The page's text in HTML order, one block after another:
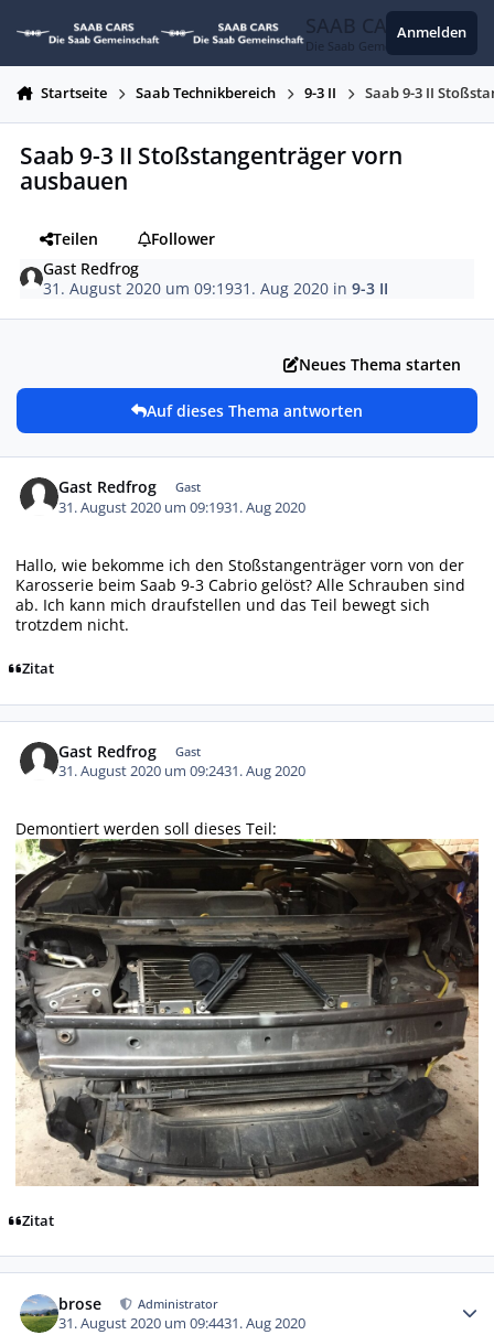
SAAB CARS
Die Saab Gemeinschaft
Anmelden
Startseite Saab Technikbereich 9-3 II Saab 9-3 II
Saab 9-3 II Stoßstangenträger vorn
ausbauen
Teilen
Follower
Gast Redfrog
31. August 2020 um 09:1931. Aug 2020 in9-3 II
Neues Thema starten
Auf dieses Thema antworten
Gast Redfrog Gast
31. August 2020 um 09:1931. Aug 2020
Hallo, wie bekomme ich den Stoßstangenträger vorn von der
Karosserie beim Saab 9-3 Cabrio gelöst? Alle Schrauben sind
ab. Ich kann mich draufstellen und das Teil bewegt sich
trotzdem nicht.
Zitat
Gast Redfrog Gast
31. August 2020 um 09:2431. Aug 2020
Demontiert werden soll dieses Teil:
Zitat
brose Administrator
31. August 2020 um 09:4431. Aug 2020